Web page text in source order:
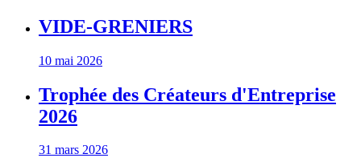
VIDE-GRENIERS
10 mai 2026
Trophée des Créateurs d'Entreprise
2026
31 mars 2026